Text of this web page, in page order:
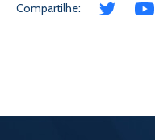
Compartilhe: